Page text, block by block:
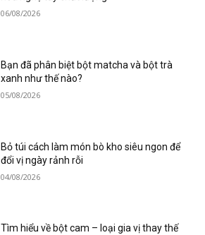
06/08/2026
Bạn đã phân biệt bột matcha và bột trà
xanh như thế nào?
05/08/2026
Bỏ túi cách làm món bò kho siêu ngon để
đổi vị ngày rảnh rỗi
04/08/2026
Tìm hiểu về bột cam – loại gia vị thay thế